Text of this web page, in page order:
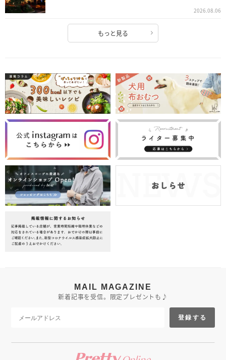
2026.08.06
もっと見る
MAIL MAGAZINE
新着記事を受信。限定プレゼントも♪
登録する